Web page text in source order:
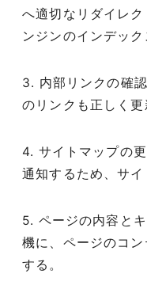
へ適切なリダイレ
ンジンのインデッ
3. 内部リンクの確
のリンクも正しく更
4. サイトマップの
通知するため、サイ
5. ページの内容と
機に、ページのコ
する。